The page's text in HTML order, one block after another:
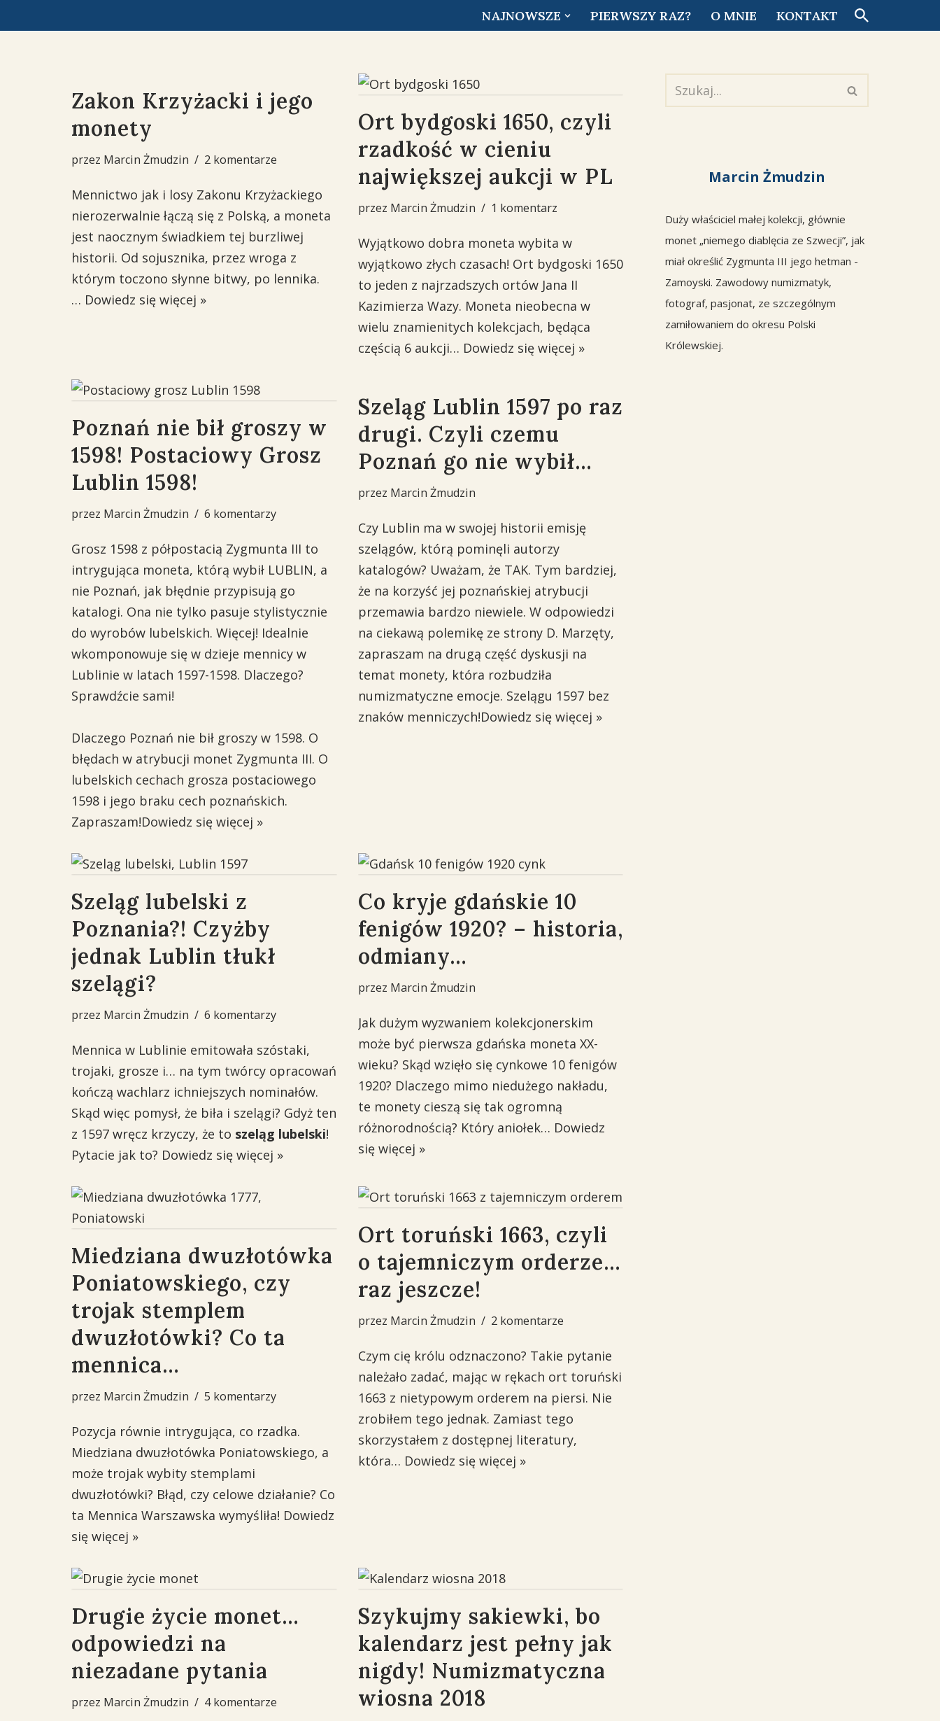
NAJNOWSZE PIERWSZY RAZ? O MNIE KONTAKT
Zakon Krzyżacki i jego
monety
przez Marcin Żmudzin 2 komentarze
Mennictwo jak i losy Zakonu Krzyżackiego
nierozerwalnie łączą się z Polską, a moneta
jest naocznym świadkiem tej burzliwej
historii. Od sojusznika, przez wroga z
którym toczono słynne bitwy, po lennika.
… Dowiedz się więcej »
Ort bydgoski 1650, czyli
rzadkość w cieniu
największej aukcji w PL
przez Marcin Żmudzin 1 komentarz
Wyjątkowo dobra moneta wybita w
wyjątkowo złych czasach! Ort bydgoski 1650
to jeden z najrzadszych ortów Jana II
Kazimierza Wazy. Moneta nieobecna w
wielu znamienitych kolekcjach, będąca
częścią 6 aukcji… Dowiedz się więcej »
Poznań nie bił groszy w
1598! Postaciowy Grosz
Lublin 1598!
przez Marcin Żmudzin 6 komentarzy
Grosz 1598 z półpostacią Zygmunta III to
intrygująca moneta, którą wybił LUBLIN, a
nie Poznań, jak błędnie przypisują go
katalogi. Ona nie tylko pasuje stylistycznie
do wyrobów lubelskich. Więcej! Idealnie
wkomponowuje się w dzieje mennicy w
Lublinie w latach 1597-1598. Dlaczego?
Sprawdźcie sami!
Dlaczego Poznań nie bił groszy w 1598. O
błędach w atrybucji monet Zygmunta III. O
lubelskich cechach grosza postaciowego
1598 i jego braku cech poznańskich.
Zapraszam!Dowiedz się więcej »
Szeląg Lublin 1597 po raz
drugi. Czyli czemu
Poznań go nie wybił…
przez Marcin Żmudzin
Czy Lublin ma w swojej historii emisję
szelągów, którą pominęli autorzy
katalogów? Uważam, że TAK. Tym bardziej,
że na korzyść jej poznańskiej atrybucji
przemawia bardzo niewiele. W odpowiedzi
na ciekawą polemikę ze strony D. Marzęty,
zapraszam na drugą część dyskusji na
temat monety, która rozbudziła
numizmatyczne emocje. Szelągu 1597 bez
znaków menniczych!Dowiedz się więcej »
Szeląg lubelski z
Poznania?! Czyżby
jednak Lublin tłukł
szelągi?
przez Marcin Żmudzin 6 komentarzy
Mennica w Lublinie emitowała szóstaki,
trojaki, grosze i… na tym twórcy opracowań
kończą wachlarz ichniejszych nominałów.
Skąd więc pomysł, że biła i szelągi? Gdyż ten
z 1597 wręcz krzyczy, że to szeląg lubelski!
Pytacie jak to? Dowiedz się więcej »
Co kryje gdańskie 10
fenigów 1920? – historia,
odmiany…
przez Marcin Żmudzin
Jak dużym wyzwaniem kolekcjonerskim
może być pierwsza gdańska moneta XX-
wieku? Skąd wzięło się cynkowe 10 fenigów
1920? Dlaczego mimo niedużego nakładu,
te monety cieszą się tak ogromną
różnorodnością? Który aniołek… Dowiedz
się więcej »
Miedziana dwuzłotówka
Poniatowskiego, czy
trojak stemplem
dwuzłotówki? Co ta
mennica…
przez Marcin Żmudzin 5 komentarzy
Pozycja równie intrygująca, co rzadka.
Miedziana dwuzłotówka Poniatowskiego, a
może trojak wybity stemplami
dwuzłotówki? Błąd, czy celowe działanie? Co
ta Mennica Warszawska wymyśliła! Dowiedz
się więcej »
Ort toruński 1663, czyli
o tajemniczym orderze…
raz jeszcze!
przez Marcin Żmudzin 2 komentarze
Czym cię królu odznaczono? Takie pytanie
należało zadać, mając w rękach ort toruński
1663 z nietypowym orderem na piersi. Nie
zrobiłem tego jednak. Zamiast tego
skorzystałem z dostępnej literatury,
która… Dowiedz się więcej »
Drugie życie monet…
odpowiedzi na
niezadane pytania
przez Marcin Żmudzin 4 komentarze
Szykujmy sakiewki, bo
kalendarz jest pełny jak
nigdy! Numizmatyczna
wiosna 2018
Marcin Żmudzin
Duży właściciel małej kolekcji, głównie
monet „niemego diablęcia ze Szwecji”, jak
miał określić Zygmunta III jego hetman -
Zamoyski. Zawodowy numizmatyk,
fotograf, pasjonat, ze szczególnym
zamiłowaniem do okresu Polski
Królewskiej.